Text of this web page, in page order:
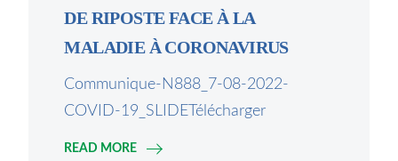
DE RIPOSTE FACE À LA
MALADIE À CORONAVIRUS
Communique-N888_7-08-2022-
COVID-19_SLIDETélécharger
READ MORE